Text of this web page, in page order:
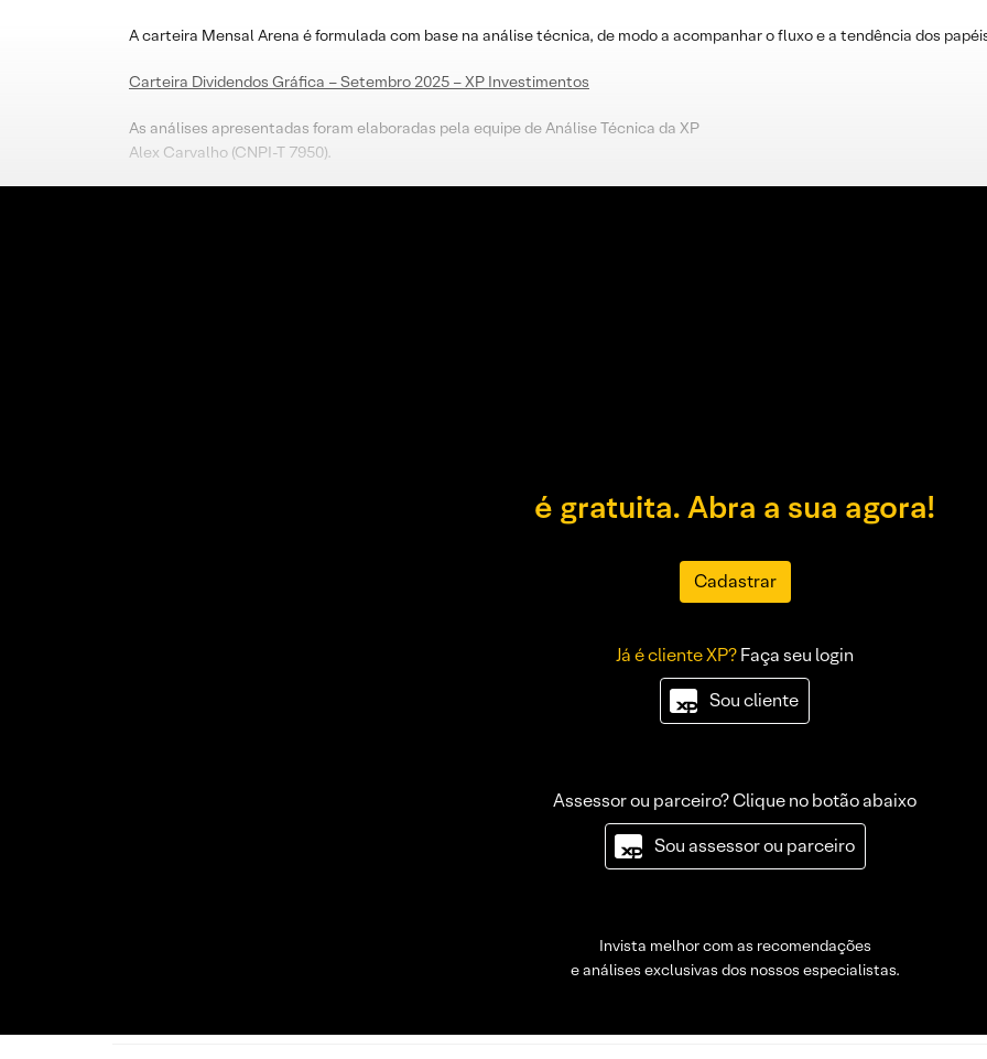
A carteira Mensal Arena é formulada com base na análise técnica, de modo a acompanhar o fluxo e a tendência dos
Carteira Dividendos Gráfica – Setembro 2025 – XP Investimentos
As análises apresentadas foram elaboradas pela equipe de Análise Técnica da XP
Alex Carvalho (CNPI-T 7950).
é gratuita. Abra a sua agora!
Cadastrar
Já é cliente XP?Faça seu login
Sou cliente
Assessor ou parceiro? Clique no botão abaixo
Sou assessor ou parceiro
Invista melhor com as recomendações
e análises exclusivas dos nossos especialistas.